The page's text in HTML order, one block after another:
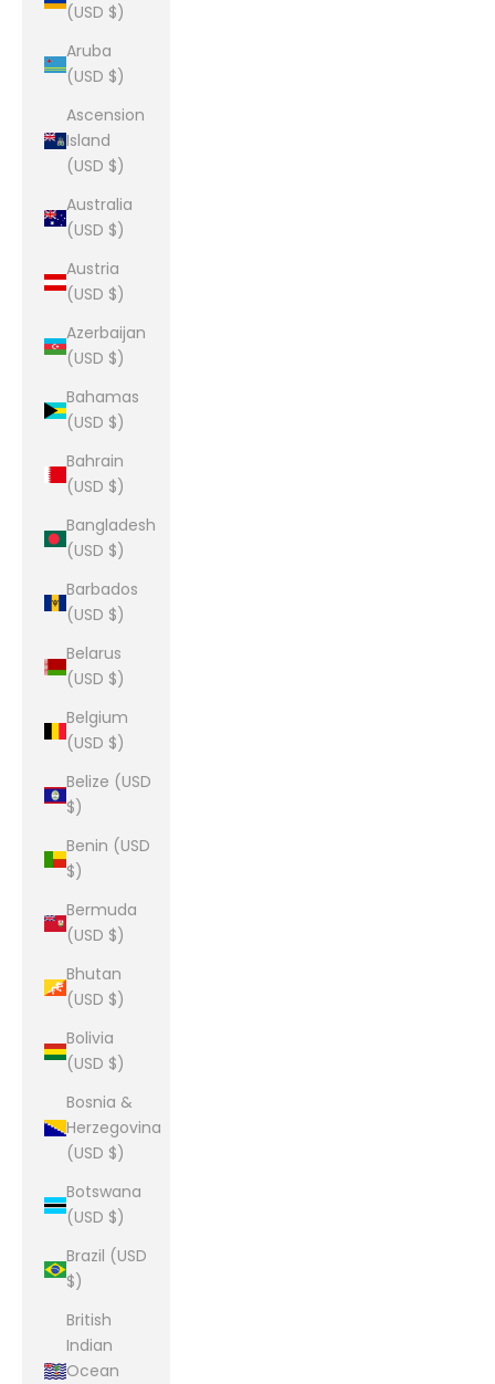
(USD $)
Aruba
(USD $)
Ascension
Island
(USD $)
Australia
(USD $)
Austria
(USD $)
Azerbaijan
(USD $)
Bahamas
(USD $)
Bahrain
(USD $)
Bangladesh
(USD $)
Barbados
(USD $)
Belarus
(USD $)
Belgium
(USD $)
Belize (USD
$)
Benin (USD
$)
Bermuda
(USD $)
Bhutan
(USD $)
Bolivia
(USD $)
Bosnia &
Herzegovina
(USD $)
Botswana
(USD $)
Brazil (USD
$)
British
Indian
Ocean